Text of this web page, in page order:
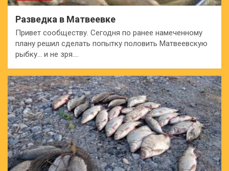
Разведка в Матвеевке
Привет сообществу. Сегодня по ранее намеченному
плану решил сделать попытку половить Матвеевскую
рыбку… и не зря.…